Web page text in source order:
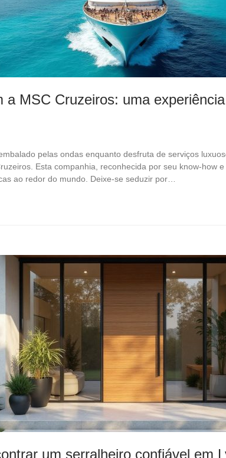
a MSC Cruzeiros: uma
pelas ondas enquanto desfruta de serviços
Esta companhia, reconhecida por seu know-how
ao redor do mundo. Deixe-se seduzir por…
um serralheiro confiável em